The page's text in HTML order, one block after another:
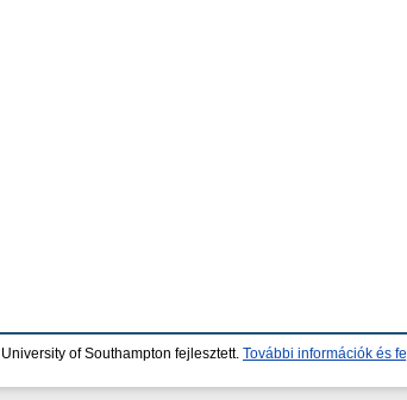
, University of Southampton fejlesztett. További információk és